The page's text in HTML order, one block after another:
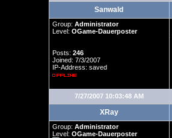
Sanwald
Group: Administrator
Level: OGame-Dauerposter
Posts: 246
Joined: 7/3/2007
IP-Address: saved
7/27/2007 10:03:48 AM
XRay
Group: Administrator
Level: OGame-Dauerposter